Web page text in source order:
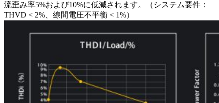
流歪み率5%および10%に低減されます。（システム要件：
THVD < 2%、線間電圧不平衡 < 1%）